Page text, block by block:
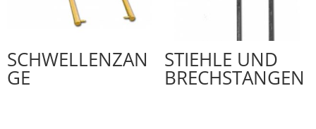
SCHWELLENZAN
GE
STIEHLE UND
BRECHSTANGEN